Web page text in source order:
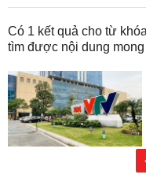
Có 1 kết quả cho từ
tìm được nội dung mong